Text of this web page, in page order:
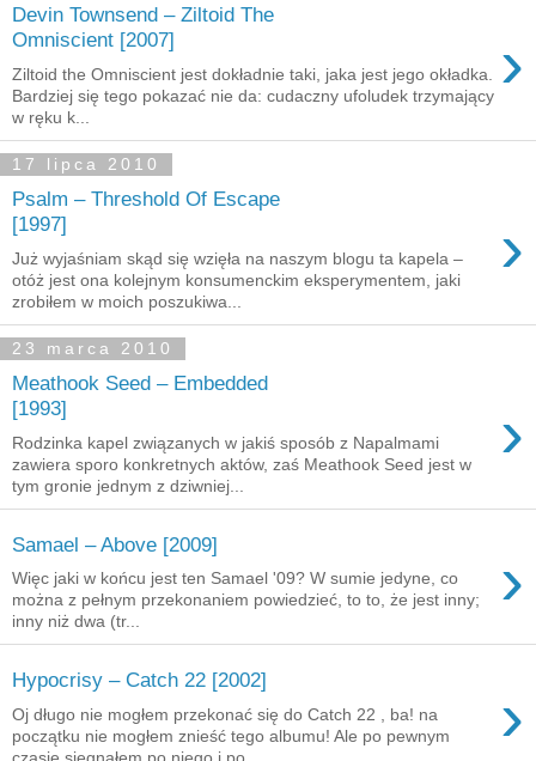
Devin Townsend – Ziltoid The
Omniscient [2007]
›
Ziltoid the Omniscient jest dokładnie taki, jaka jest jego okładka.
Bardziej się tego pokazać nie da: cudaczny ufoludek trzymający
w ręku k...
17 lipca 2010
Psalm – Threshold Of Escape
[1997]
›
Już wyjaśniam skąd się wzięła na naszym blogu ta kapela –
otóż jest ona kolejnym konsumenckim eksperymentem, jaki
zrobiłem w moich poszukiwa...
23 marca 2010
Meathook Seed – Embedded
[1993]
›
Rodzinka kapel związanych w jakiś sposób z Napalmami
zawiera sporo konkretnych aktów, zaś Meathook Seed jest w
tym gronie jednym z dziwniej...
Samael – Above [2009] ›
Więc jaki w końcu jest ten Samael '09? W sumie jedyne, co
można z pełnym przekonaniem powiedzieć, to to, że jest inny;
inny niż dwa (tr...
Hypocrisy – Catch 22 [2002] ›
Oj długo nie mogłem przekonać się do Catch 22 , ba! na
początku nie mogłem znieść tego albumu! Ale po pewnym
czasie sięgnąłem po niego i po ...